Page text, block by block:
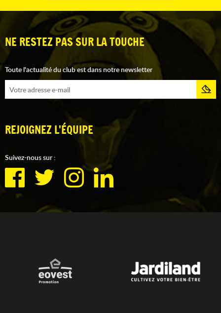
NE RESTEZ PAS SUR LA TOUCHE
Toute l'actualité du club est dans notre newsletter
REJOIGNEZ L'ÉQUIPE
Suivez-nous sur :